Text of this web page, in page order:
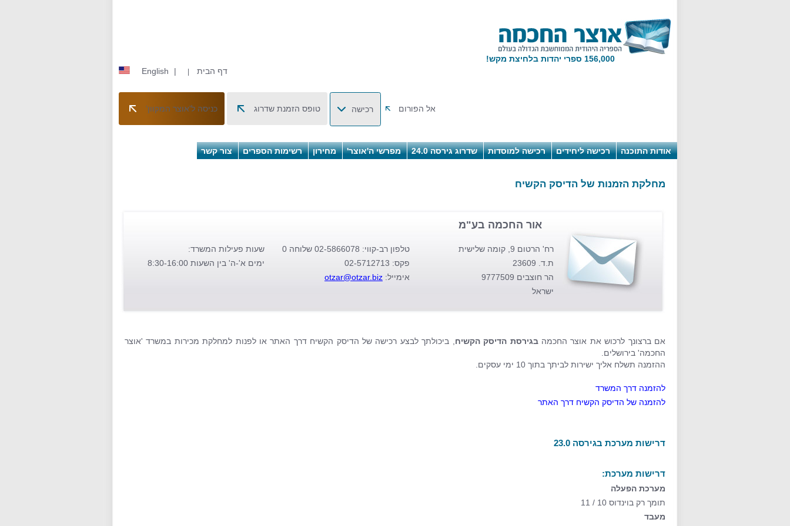
דף הבית
|
English
כניסה ל'אוצר המקוון' טופס הזמנת שדרוג רכישה אל הפורום
אודות התוכנה רכישה ליחידים רכישה למוסדות שדרוג גירסה 24.0 מפרשי ה'אוצר' מחירון רשימות הספרים צור קשר
מחלקת הזמנות של הדיסק הקשיח
אור החכמה בע"מ
רח' הרטום 9, קומה שלישית
ת.ד. 23609
הר חוצבים 9777509
ישראל
טלפון רב-קווי: 02-5866078 שלוחה 0
פקס: 02-5712713
אימייל: otzar@otzar.biz
שעות פעילות המשרד:
ימים א'-ה' בין השעות 8:30-16:00
אם ברצונך לרכוש את אוצר החכמהבגירסת הדיסק הקשיח , ביכולתך לבצע רכישה של הדיסק הקשיח דרך האתר או לפנות למחלקת מכירות במשרד 'אוצר
החכמה' בירושלים.
ההזמנה תשלח אליך ישירות לביתך בתוך 10 ימי עסקים.
להזמנה דרך המשרד
להזמנה של הדיסק הקשיח דרך האתר
דרישות מערכת בגירסה 23.0
דרישות מערכת:
מערכת הפעלה
תומך רק בוינדוס 10 / 11
מעבד